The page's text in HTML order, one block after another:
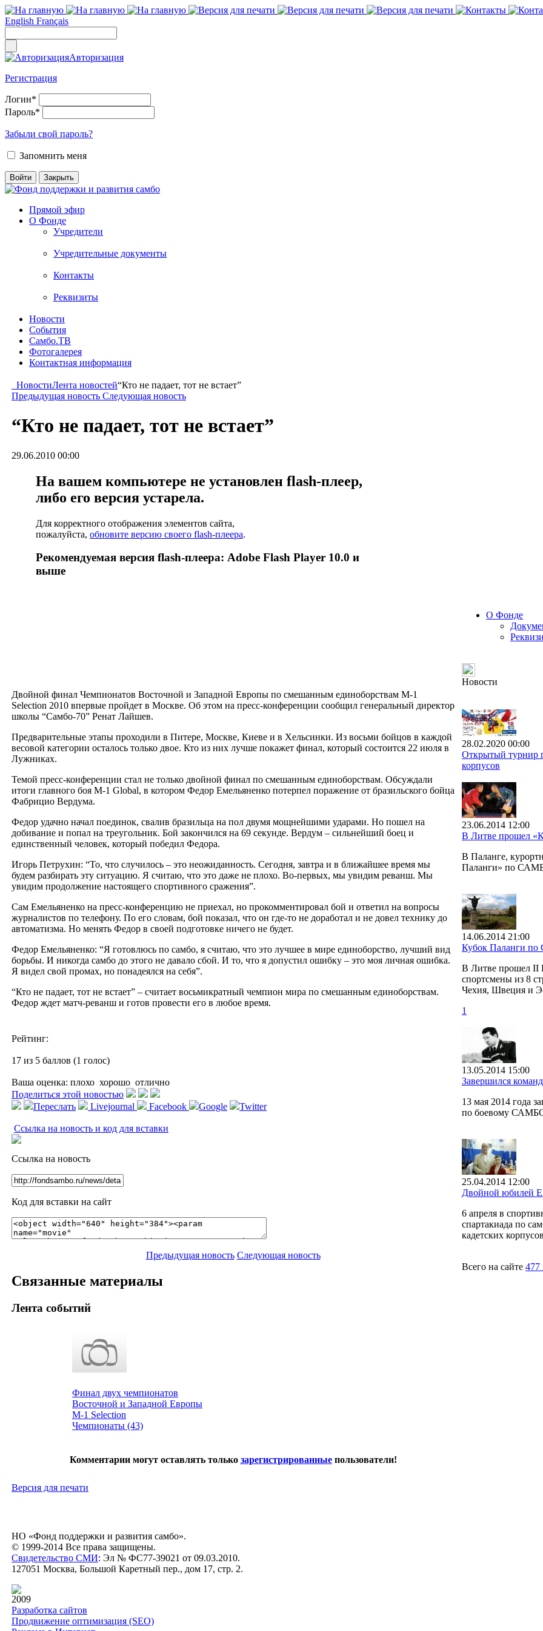
English Français
Авторизация
Регистрация
Логин*
Пароль*
Забыли свой пароль?
Запомнить меня
Прямой эфир
О Фонде
Учредители
Учредительные документы
Контакты
Реквизиты
Новости
События
Самбо.ТВ
Фотогалерея
Контактная информация
НовостиЛента новостей“Кто не падает, тот не встает”
Предыдущая новость Следующая новость
“Кто не падает, тот не встает”
29.06.2010 00:00
На вашем компьютере не установлен flash-плеер,
либо его версия устарела.
Для корректного отображения элементов сайта,
пожалуйста, обновите версию своего flash-плеера.
Рекомендуемая версия flash-плеера: Adobe Flash Player 10.0 и
выше
Двойной финал Чемпионатов Восточной и Западной Европы по смешанным единоборствам M-1
Selection 2010 впервые пройдет в Москве. Об этом на пресс-конференции сообщил генеральный директор
школы “Самбо-70” Ренат Лайшев.
Предварительные этапы проходили в Питере, Москве, Киеве и в Хельсинки. Из восьми бойцов в каждой
весовой категории осталось только двое. Кто из них лучше покажет финал, который состоится 22 июля в
Лужниках.
Темой пресс-конференции стал не только двойной финал по смешанным единоборствам. Обсуждали
итоги главного боя M-1 Global, в котором Федор Емельяненко потерпел поражение от бразильского бойца
Фабрицио Вердума.
Федор удачно начал поединок, свалив бразильца на пол двумя мощнейшими ударами. Но пошел на
добивание и попал на треугольник. Бой закончился на 69 секунде. Вердум – сильнейший боец и
единственный человек, который победил Федора.
Игорь Петрухин: “То, что случилось – это неожиданность. Сегодня, завтра и в ближайшее время мы
будем разбирать эту ситуацию. Я считаю, что это даже не плохо. Во-первых, мы увидим реванш. Мы
увидим продолжение настоящего спортивного сражения”.
Сам Емельяненко на пресс-конференцию не приехал, но прокомментировал бой и ответил на вопросы
журналистов по телефону. По его словам, бой показал, что он где-то не доработал и не довел технику до
автоматизма. Но менять Федор в своей подготовке ничего не будет.
Федор Емельяненко: “Я готовлюсь по самбо, я считаю, что это лучшее в мире единоборство, лучший вид
борьбы. И никогда самбо до этого не давало сбой. И то, что я допустил ошибку – это моя личная ошибка.
Я видел свой промах, но понадеялся на себя”.
“Кто не падает, тот не встает” – считает восьмикратный чемпион мира по смешанным единоборствам.
Федор ждет матч-реванш и готов провести его в любое время.
Рейтинг:
17 из 5 баллов (1 голос)
Ваша оценка: плохо хорошо отлично
Поделиться этой новостью
Переслать
Livejournal Facebook Google Twitter
Ссылка на новость и код для вставки
Ссылка на новость
Код для вставки на сайт
Предыдущая новость Следующая новость
Связанные материалы
Лента событий
Финал двух чемпионатов
Восточной и Западной Европы
М-1 Selection
Чемпионаты (43)
Комментарии могут оставлять только зарегистрированныепользователи!
Версия для печати
О Фонде
Новости
28.02.2020 00:00
Открытый турнир
корпусов
23.06.2014 12:00
В Литве прошел
В Паланге,
Паланги» по
14.06.2014 21:00
Кубок Паланги
В Литве прошел II
спортсмены из 8
Чехия, Швеция и
1
13.05.2014 15:00
Завершился
13 мая 2014 года
по боевому
25.04.2014 12:00
Двойной юбилей
6 апреля в
спартакиада по
кадетских
Всего на сайте 477
НО «Фонд поддержки и развития самбо».
© 1999-2014 Все права защищены.
Свидетельство СМИ: Эл № ФС77-39021 от 09.03.2010.
127051 Москва, Большой Каретный пер., дом 17, стр. 2.
2009
Разработка сайтов
Продвижение оптимизация (SEO)